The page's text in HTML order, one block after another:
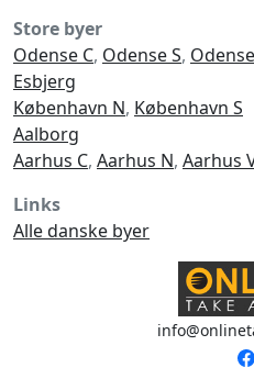
Store byer
Odense C, Odense S,
Esbjerg
København N, København S
Aalborg
Aarhus C, Aarhus N, Aarhus
Links
Alle danske byer